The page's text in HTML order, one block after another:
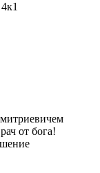
от бога!